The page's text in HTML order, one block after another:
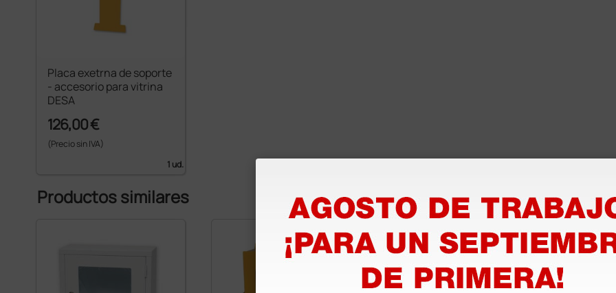
Placa exetrna de soporte
- accesorio para vitrina
DESA
126,00 €
(Precio sin IVA)
1 ud.
Productos similares